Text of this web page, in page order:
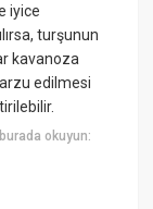
iyice
turşunun
kavanoza
edilmesi
okuyun: